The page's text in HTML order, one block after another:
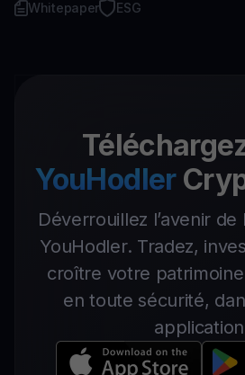
Whitepaper ESG
YouHodler
Déverrouillez l’avenir
YouHodler. Tradez,
croître votre
en toute sécurité,